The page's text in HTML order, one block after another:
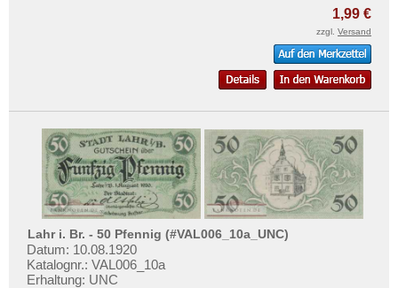
Lehesten
Lehrte
Leipzig
Lemgo
Lennep
Lenzen
Leobschütz
Privatsphäre und Datenschutz
Liefer- und Versandkosten
AGB
Impressum
1,99 €
zzgl. Versand
Lahr i. Br. - 50 Pfennig (#VAL006_10a_UNC)
Datum: 10.08.1920
Katalognr.: VAL006_10a
Erhaltung: UNC